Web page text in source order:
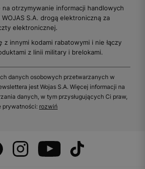
na otrzymywanie informacji handlowych
WOJAS S.A. drogą elektroniczną za
elektronicznej.
z innymi kodami rabatowymi i nie łączy
z linii military i brelokami.
danych osobowych przetwarzanych w
jest Wojas S.A. Więcej informacji na
danych, w tym przysługujących Ci praw,
prywatności: rozwiń